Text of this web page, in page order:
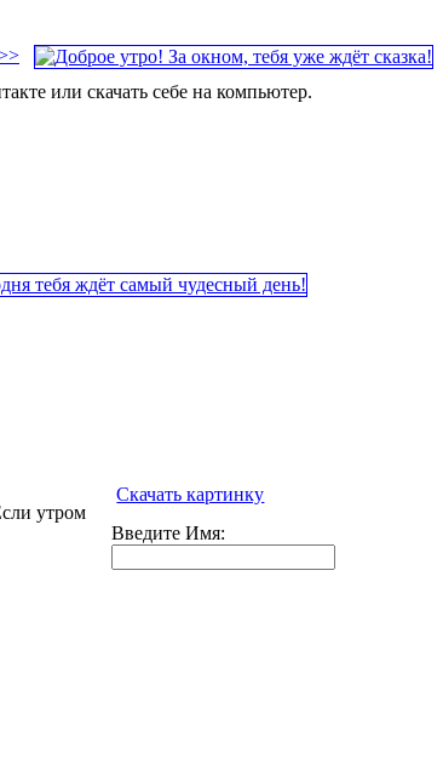
или скачать себе на компьютер.
утром
Скачать картинку
Введите Имя: